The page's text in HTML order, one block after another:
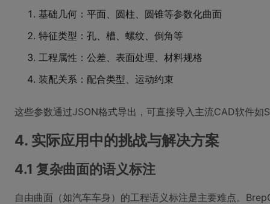
基础几何：平面、圆柱、圆锥等参数化曲面
特征类型：孔、槽、螺纹、倒角等
工程属性：公差、表面处理、材料规格
装配关系：配合类型、运动约束
这些参数通过JSON格式导出，可直接导入主流CAD软件
4. 实际应用中的挑战与解决方案
4.1 复杂曲面的语义标注
自由曲面（如汽车车身）的工程语义标注是主要难点。